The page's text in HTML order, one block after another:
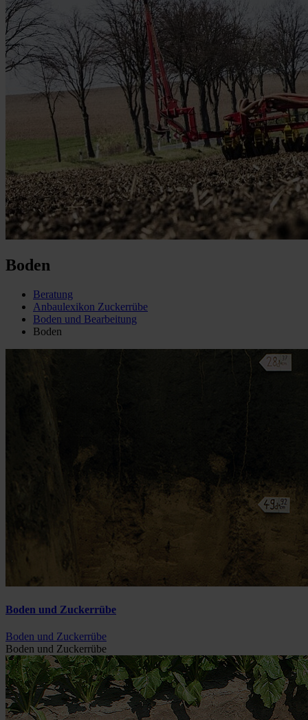
Boden
Beratung
Anbaulexikon Zuckerrübe
Boden und Bearbeitung
Boden
Boden und Zuckerrübe
Boden und Zuckerrübe
Boden und Zuckerrübe